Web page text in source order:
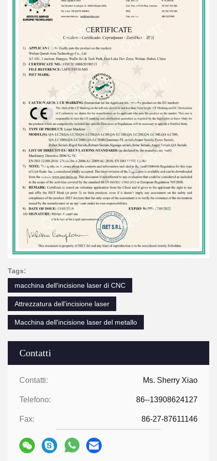
Contatti
Contatti: Ms. Sherry Xiao
Telefono: 86--13908624127
Fax: 86-27-87611146
Tags:
macchina dell'incisione laser di CNC
Attrezzatura dell'incisione laser
Macchina dell'incisione laser del metallo